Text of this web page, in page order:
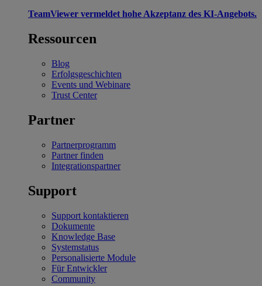
TeamViewer vermeldet hohe Akzeptanz des KI-Angebots.
Ressourcen
Blog
Erfolgsgeschichten
Events und Webinare
Trust Center
Partner
Partnerprogramm
Partner finden
Integrationspartner
Support
Support kontaktieren
Dokumente
Knowledge Base
Systemstatus
Personalisierte Module
Für Entwickler
Community